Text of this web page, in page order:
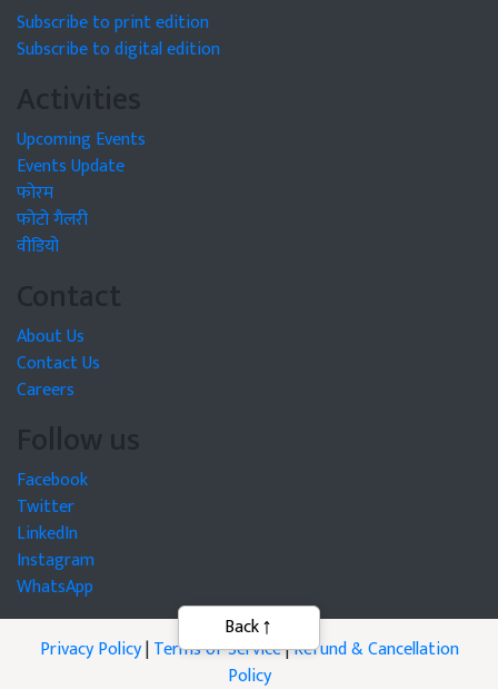
Subscribe to print edition
Subscribe to digital edition
Activities
Upcoming Events
Events Update
फोरम
फोटो गैलरी
वीडियो
Contact
About Us
Contact Us
Careers
Follow us
Facebook
Twitter
LinkedIn
Instagram
WhatsApp
Privacy Policy|Terms of Service|Refund & Cancellation
Policy